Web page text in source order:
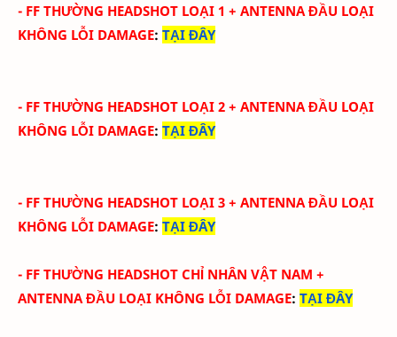
- FF THƯỜNG HEADSHOT LOẠI 1 + ANTENNA ĐẦU LOẠI
KHÔNG LỖI DAMAGE: TẠI ĐÂY
- FF THƯỜNG HEADSHOT LOẠI 2 + ANTENNA ĐẦU LOẠI
KHÔNG LỖI DAMAGE: TẠI ĐÂY
- FF THƯỜNG HEADSHOT LOẠI 3 + ANTENNA ĐẦU LOẠI
KHÔNG LỖI DAMAGE: TẠI ĐÂY
- FF THƯỜNG HEADSHOT CHỈ NHÂN VẬT NAM +
ANTENNA ĐẦU LOẠI KHÔNG LỖI DAMAGE: TẠI ĐÂY